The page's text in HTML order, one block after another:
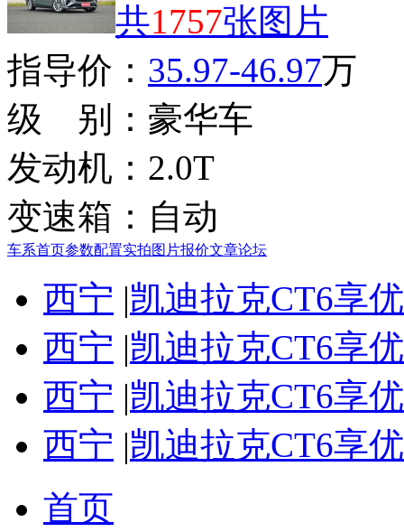
共1757张图片
指导价： 35.97-46.97万
级 别： 豪华车
发动机： 2.0T
变速箱： 自动
车系首页参数配置实拍图片报价文章论坛
西宁 |凯迪拉克CT6享
西宁 |凯迪拉克CT6享
西宁 |凯迪拉克CT6享
西宁 |凯迪拉克CT6享
首页